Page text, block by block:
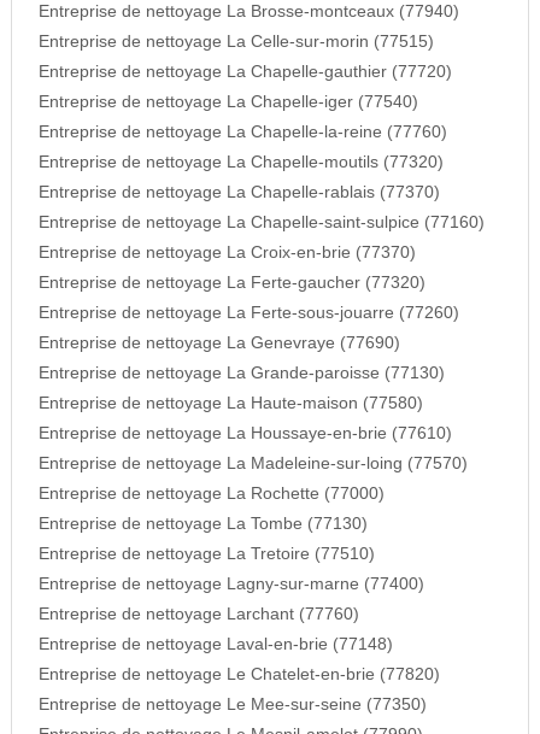
Entreprise de nettoyage La Brosse-montceaux (77940)
Entreprise de nettoyage La Celle-sur-morin (77515)
Entreprise de nettoyage La Chapelle-gauthier (77720)
Entreprise de nettoyage La Chapelle-iger (77540)
Entreprise de nettoyage La Chapelle-la-reine (77760)
Entreprise de nettoyage La Chapelle-moutils (77320)
Entreprise de nettoyage La Chapelle-rablais (77370)
Entreprise de nettoyage La Chapelle-saint-sulpice (77160)
Entreprise de nettoyage La Croix-en-brie (77370)
Entreprise de nettoyage La Ferte-gaucher (77320)
Entreprise de nettoyage La Ferte-sous-jouarre (77260)
Entreprise de nettoyage La Genevraye (77690)
Entreprise de nettoyage La Grande-paroisse (77130)
Entreprise de nettoyage La Haute-maison (77580)
Entreprise de nettoyage La Houssaye-en-brie (77610)
Entreprise de nettoyage La Madeleine-sur-loing (77570)
Entreprise de nettoyage La Rochette (77000)
Entreprise de nettoyage La Tombe (77130)
Entreprise de nettoyage La Tretoire (77510)
Entreprise de nettoyage Lagny-sur-marne (77400)
Entreprise de nettoyage Larchant (77760)
Entreprise de nettoyage Laval-en-brie (77148)
Entreprise de nettoyage Le Chatelet-en-brie (77820)
Entreprise de nettoyage Le Mee-sur-seine (77350)